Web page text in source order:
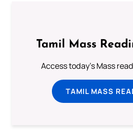
Tamil Mass
Access today's Mass
TAMIL MASS